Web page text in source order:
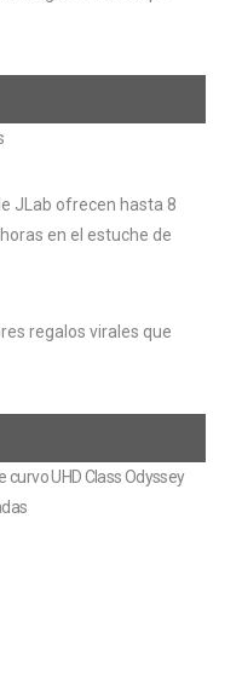
JLab ofrecen hasta 8
en el estuche de
UHD Class Odyssey